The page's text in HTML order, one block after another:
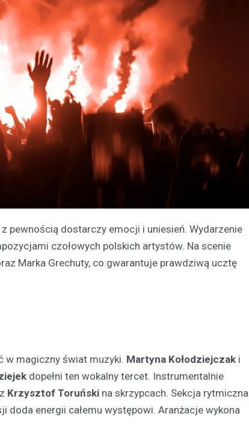
pewnością dostarczy emocji i uniesień. Wydarzenie
czołowych polskich artystów. Na scenie
Marka Grechuty, co gwarantuje prawdziwą ucztę
w magiczny świat muzyki. Martyna Kołodziejczak i
dopełni ten wokalny tercet. Instrumentalnie
Krzysztof Toruński na skrzypcach. Sekcja rytmiczna
doda energii całemu występowi. Aranżacje wykona